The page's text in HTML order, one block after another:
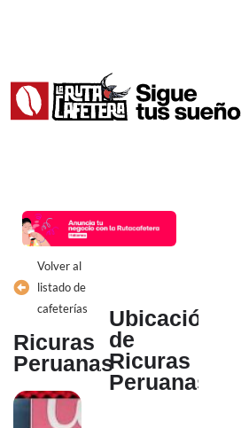
Volver al
listado de
cafeterías
Ricuras
Peruanas
Ubicación
de
Ricuras
Peruanas